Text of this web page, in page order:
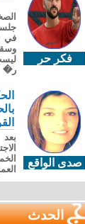
فكر حر
ما
في
ر�
صدى الواقع
الحدث